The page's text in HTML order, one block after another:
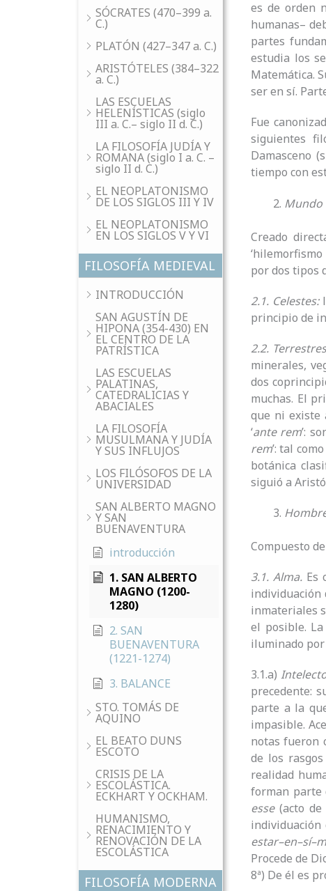
SÓCRATES (470–399 a.
C.)
PLATÓN (427–347 a. C.)
ARISTÓTELES (384–322
a. C.)
LAS ESCUELAS
HELENÍSTICAS (siglo
III a. C.– siglo II d. C.)
LA FILOSOFÍA JUDÍA Y
ROMANA (siglo I a. C. –
siglo II d. C.)
EL NEOPLATONISMO
DE LOS SIGLOS III Y IV
EL NEOPLATONISMO
EN LOS SIGLOS V Y VI
FILOSOFÍA MEDIEVAL
INTRODUCCIÓN
SAN AGUSTÍN DE
HIPONA (354-430) EN
EL CENTRO DE LA
PATRÍSTICA
LAS ESCUELAS
PALATINAS,
CATEDRALICIAS Y
ABACIALES
LA FILOSOFÍA
MUSULMANA Y JUDÍA
Y SUS INFLUJOS
LOS FILÓSOFOS DE LA
UNIVERSIDAD
SAN ALBERTO MAGNO
Y SAN
BUENAVENTURA
introducción
1. SAN ALBERTO
MAGNO (1200-
1280)
2. SAN
BUENAVENTURA
(1221-1274)
3. BALANCE
STO. TOMÁS DE
AQUINO
EL BEATO DUNS
ESCOTO
CRISIS DE LA
ESCOLÁSTICA.
ECKHART Y OCKHAM.
HUMANISMO,
RENACIMIENTO Y
RENOVACIÓN DE LA
ESCOLÁSTICA
FILOSOFÍA MODERNA
es de orden
humanas–
partes
estudia los
Matemática.
ser en sí.
Fue
siguientes
Damasceno
tiempo con
Mundo
Creado
por dos tipos
2.1. Celestes:
principio de
2.2.
minerales,
dos
muchas. El
que ni existe
‘ante rem’:
rem’: tal
botánica
siguió a
Compuesto
3.1. Alma. Es
individuación
inmateriales
el posible.
iluminado por
3.1.a)
precedente:
parte a la
impasible.
notas fueron
de los
realidad
forman parte
esse(acto de
individuación
Procede de
8ª) De él es